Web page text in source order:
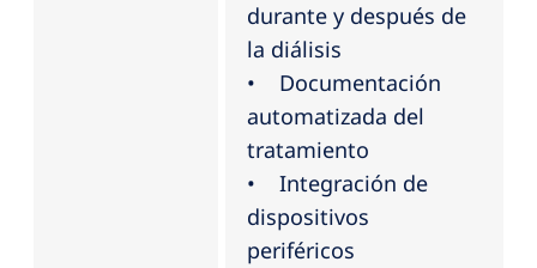
durante y después de
la diálisis
• Documentación
automatizada del
tratamiento
• Integración de
dispositivos
periféricos